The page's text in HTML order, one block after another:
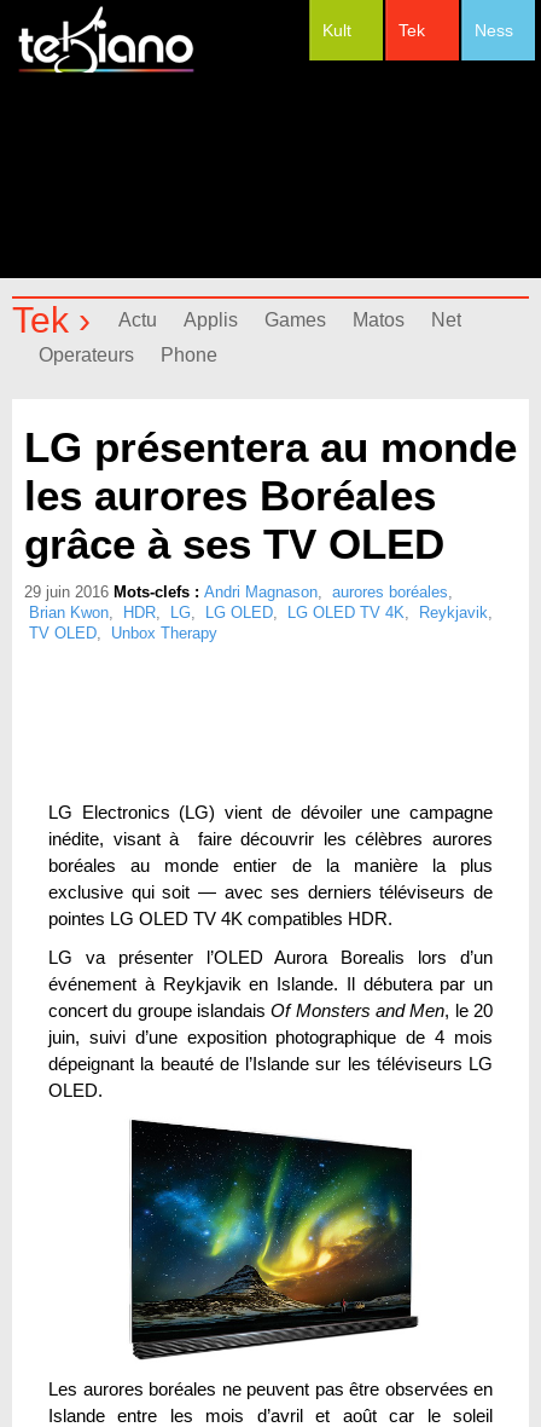
Ness
Tek
Kult
Tek › Actu Applis Games Matos
Net
Operateurs
Phone
LG présentera au monde
les aurores Boréales
grâce à ses TV OLED
29 juin 2016 Mots-clefs : Andri Magnason, aurores boréales,
Brian Kwon, HDR, LG, LG OLED, LG OLED TV 4K, Reykjavik,
TV OLED, Unbox Therapy
LG Electronics (LG) vient de dévoiler une campagne
inédite, visant à faire découvrir les célèbres aurores
boréales au monde entier de la manière la plus
exclusive qui soit — avec ses derniers téléviseurs de
pointes LG OLED TV 4K compatibles HDR.
LG va présenter l’OLED Aurora Borealis lors d’un
événement à Reykjavik en Islande. Il débutera par un
concert du groupe islandaisOf Monsters and Men, le 20
juin, suivi d’une exposition photographique de 4 mois
dépeignant la beauté de l’Islande sur les téléviseurs LG
OLED.
Les aurores boréales ne peuvent pas être observées en
Islande entre les mois d’avril et août car le soleil